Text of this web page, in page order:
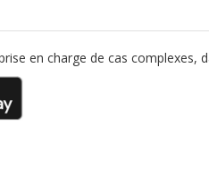
en charge de cas complexes,